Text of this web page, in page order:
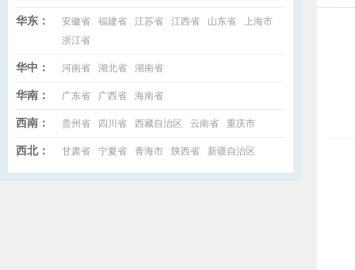
华东： 安徽省 福建省 江苏省 江西省 山东省
上海市
浙江省
华中： 河南省 湖北省 湖南省
华南： 广东省 广西省 海南省
西南： 贵州省 四川省 西藏自治区 云南省 重庆市
西北： 甘肃省 宁夏省 青海市 陕西省 新疆自治区